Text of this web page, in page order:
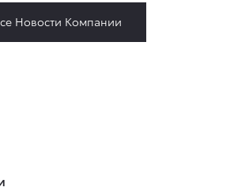
Новости Компании